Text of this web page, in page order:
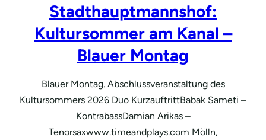
Stadthauptmannshof:
Kultursommer am Kanal –
Blauer Montag
Blauer Montag. Abschlussveranstaltung des
Kultursommers 2026 Duo KurzauftrittBabak Sameti –
KontrabassDamian Arikas –
Tenorsaxwww.timeandplays.com Mölln,